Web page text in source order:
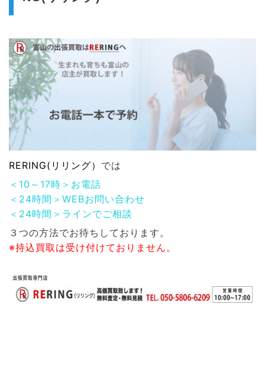
RERING(リリング） では
＜10～17時＞お電話
＜24時間＞WEBお問い合わせ
＜24時間＞ラインでご相談
３つの方法でお待ちしております。
※持込買取は受け付けておりません。